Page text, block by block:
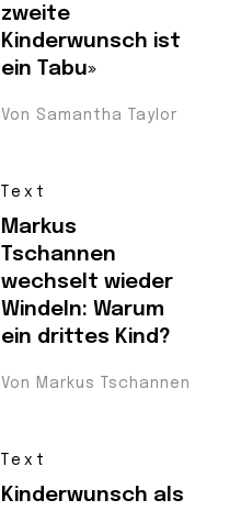
zweite
Kinderwunsch ist
ein Tabu»
Von Samantha Taylor
Text
Markus
Tschannen
wechselt wieder
Windeln: Warum
ein drittes Kind?
Von Markus Tschannen
Text
Kinderwunsch als